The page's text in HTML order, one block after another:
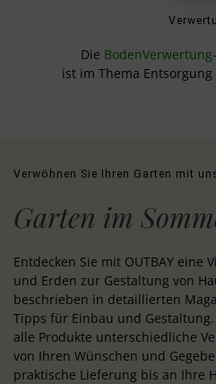
Die
ist im Thema
Verwöhnen Sie Ihren Garten mit
Garten im
Entdecken Sie mit OUTBAY eine
und Erden zur Gestaltung von
beschrieben in detaillierten
Tipps für Einbau und
alle Produkte unterschiedliche
von Ihren Wünschen und
praktische Lieferung bis an Ihre